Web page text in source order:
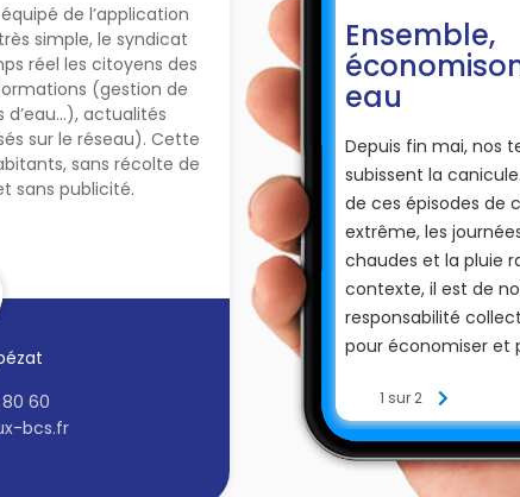
de l’application
simple, le syndicat
réel les citoyens des
(gestion de
actualités
sur le réseau). Cette
sans récolte de
sans publicité.
60
bcs.fr
Ensemble,
eau
Depuis fin mai, nos
subissent la
de ces épisodes de
extrême, les
chaudes et la pluie
contexte, il est de
responsabilité
pour économiser et
En complément
d’usage de l’eau
arrêté préfectoral,
rappelons quelques
1 sur 2